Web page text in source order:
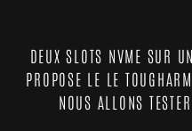
DEUX SLOTS NVME SUR
PROPOSE LE LE
NOUS ALLONS